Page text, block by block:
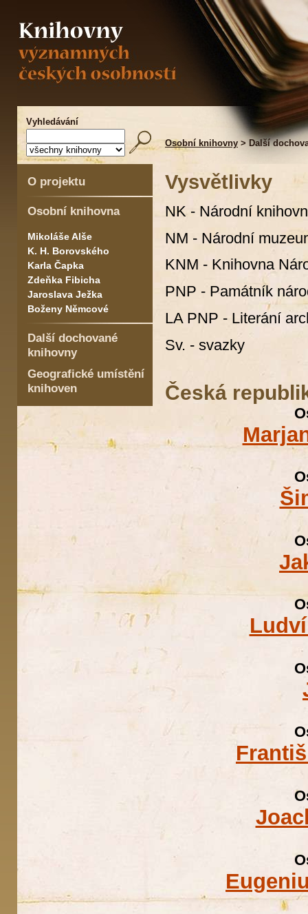
Vyhledávání
Osobní knihovny > Další
O projektu
Osobní knihovna
Mikoláše Alše
K. H. Borovského
Karla Čapka
Zdeňka Fibicha
Jaroslava Ježka
Boženy Němcové
Další dochované
knihovny
Geografické umístění
knihoven
Vysvětlivky
NK - Národní
NM - Národní
KNM - Knihovna
PNP - Památník
LA PNP - Literání
Sv. - svazky
Česká